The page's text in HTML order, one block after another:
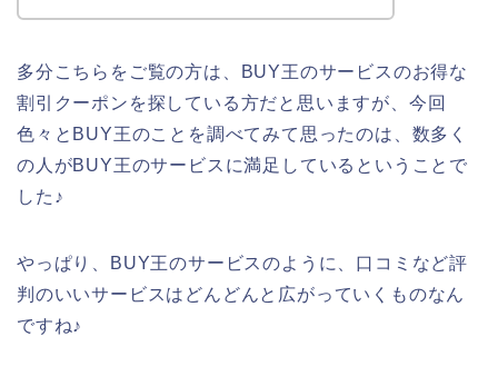
多分こちらをご覧の方は、BUY王のサービスのお得な
割引クーポンを探している方だと思いますが、今回
色々とBUY王のことを調べてみて思ったのは、数多く
の人がBUY王のサービスに満足しているということで
した♪
やっぱり、BUY王のサービスのように、口コミなど評
判のいいサービスはどんどんと広がっていくものなん
ですね♪